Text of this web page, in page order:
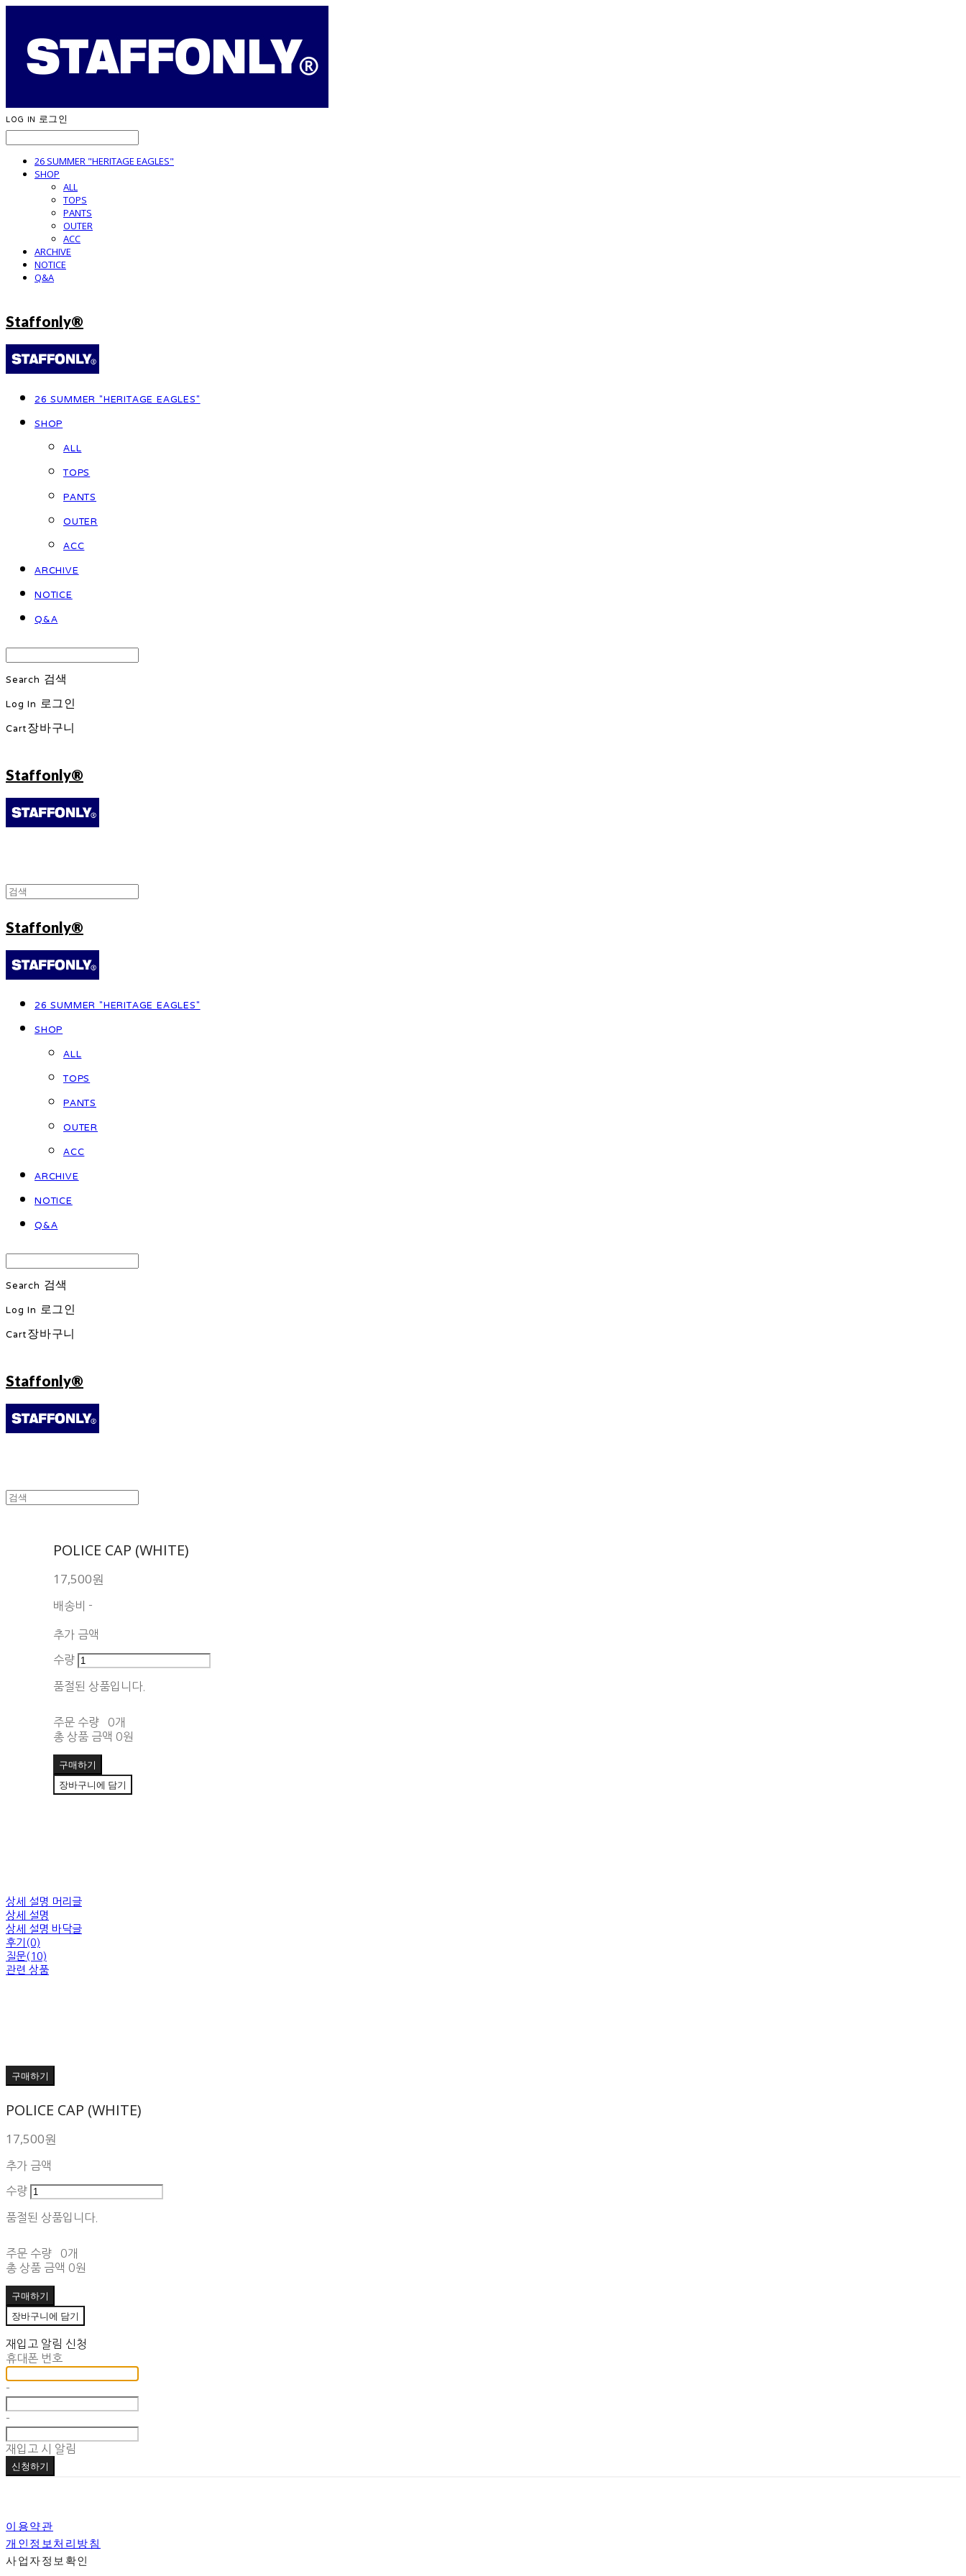
LOG IN 로그인
26 SUMMER "HERITAGE EAGLES"
SHOP
ALL
TOPS
PANTS
OUTER
ACC
ARCHIVE
NOTICE
Q&A
Staffonly®
26 SUMMER "HERITAGE EAGLES"
SHOP
ALL
TOPS
PANTS
OUTER
ACC
ARCHIVE
NOTICE
Q&A
Search 검색
Log In 로그인
Cart장바구니
Staffonly®
Staffonly®
26 SUMMER "HERITAGE EAGLES"
SHOP
ALL
TOPS
PANTS
OUTER
ACC
ARCHIVE
NOTICE
Q&A
Search 검색
Log In 로그인
Cart장바구니
Staffonly®
POLICE CAP (WHITE)
17,500원
배송비 -
추가 금액
수량
품절된 상품입니다.
주문 수량
0개
총 상품 금액 0원
구매하기
장바구니에 담기
상세 설명 머리글
상세 설명
상세 설명 바닥글
후기(0)
질문(10)
관련 상품
구매하기
POLICE CAP (WHITE)
17,500원
추가 금액
수량
품절된 상품입니다.
주문 수량
0개
총 상품 금액 0원
구매하기
장바구니에 담기
재입고 알림 신청
휴대폰 번호
-
-
재입고 시 알림
신청하기
이용약관
개인정보처리방침
사업자정보확인